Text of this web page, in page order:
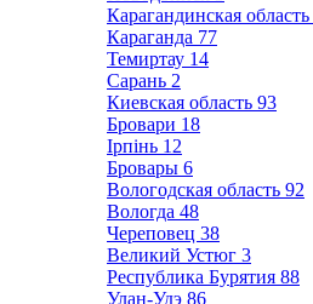
Карагандинская область
Караганда 77
Темиртау 14
Сарань 2
Киевская область 93
Бровари 18
Ірпінь 12
Бровары 6
Вологодская область 92
Вологда 48
Череповец 38
Великий Устюг 3
Республика Бурятия 88
Улан-Удэ 86